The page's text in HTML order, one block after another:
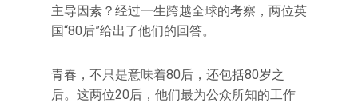
主导因素？经过一生跨越全球的考察，两位英
国“80后”给出了他们的回答。
青春，不只是意味着80后，还包括80岁之
后。这两位20后，他们最为公众所知的工作